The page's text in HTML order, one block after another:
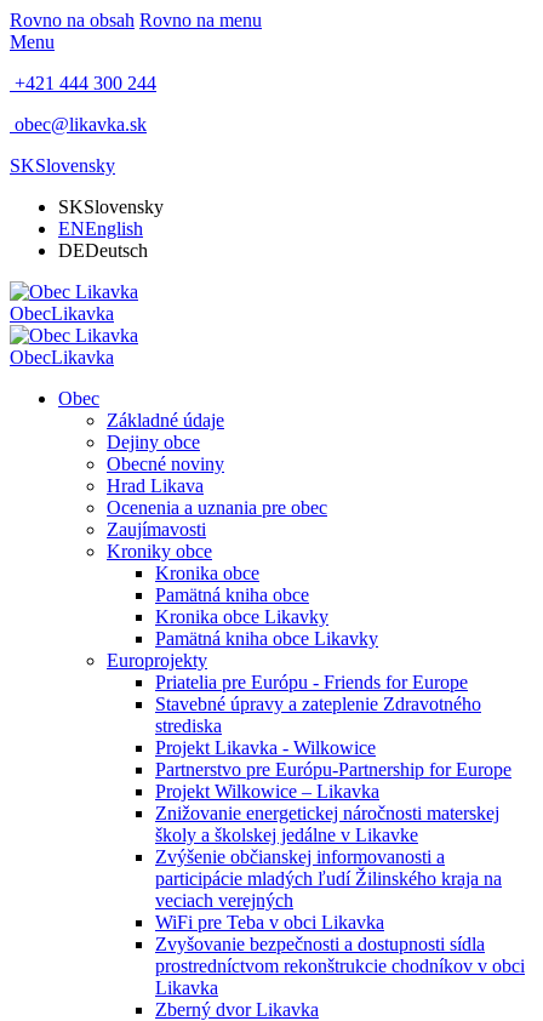
Rovno na obsah Rovno na menu
Menu
+421 444 300 244
obec@likavka.sk
SKSlovensky
SKSlovensky
ENEnglish
DEDeutsch
ObecLikavka
ObecLikavka
Obec
Základné údaje
Dejiny obce
Obecné noviny
Hrad Likava
Ocenenia a uznania pre obec
Zaujímavosti
Kroniky obce
Kronika obce
Pamätná kniha obce
Kronika obce Likavky
Pamätná kniha obce Likavky
Europrojekty
Priatelia pre Európu - Friends for Europe
Stavebné úpravy a zateplenie Zdravotného
strediska
Projekt Likavka - Wilkowice
Partnerstvo pre Európu-Partnership for Europe
Projekt Wilkowice – Likavka
Znižovanie energetickej náročnosti materskej
školy a školskej jedálne v Likavke
Zvýšenie občianskej informovanosti a
participácie mladých ľudí Žilinského kraja na
veciach verejných
WiFi pre Teba v obci Likavka
Zvyšovanie bezpečnosti a dostupnosti sídla
prostredníctvom rekonštrukcie chodníkov v obci
Likavka
Zberný dvor Likavka